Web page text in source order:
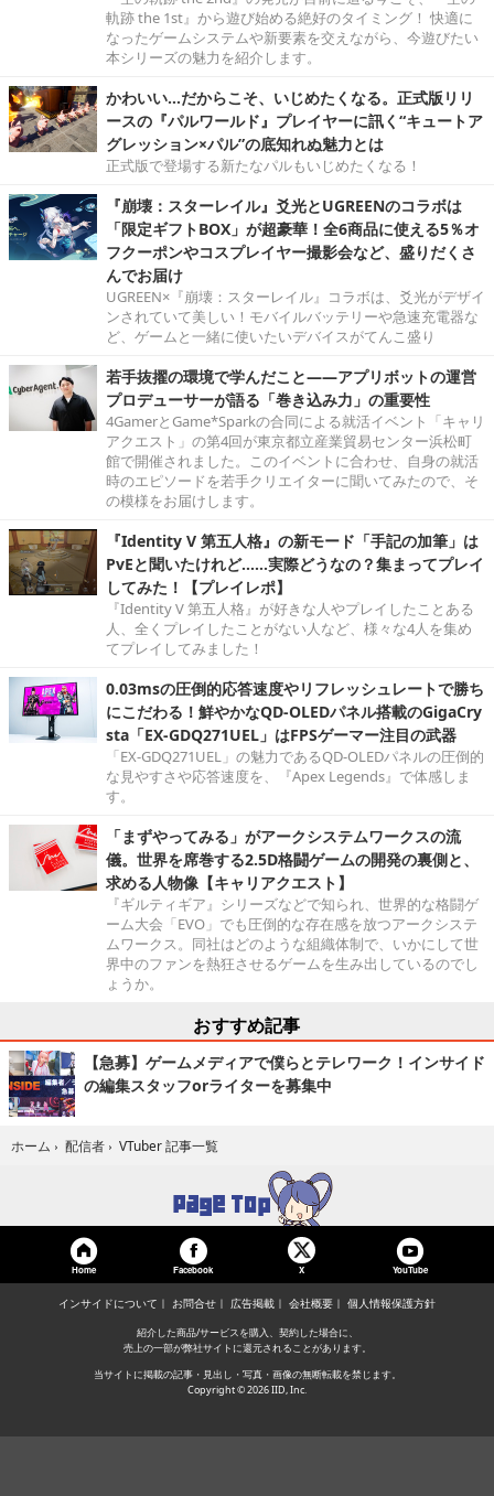
軌跡 the 1st』から遊び始める絶好のタイミング！ 快適に
なったゲームシステムや新要素を交えながら、今遊びたい
本シリーズの魅力を紹介します。
かわいい…だからこそ、いじめたくなる。正式版リリ
ースの『パルワールド』プレイヤーに訊く“キュートア
グレッション×パル”の底知れぬ魅力とは
正式版で登場する新たなパルもいじめたくなる！
『崩壊：スターレイル』爻光とUGREENのコラボは
「限定ギフトBOX」が超豪華！全6商品に使える5％オ
フクーポンやコスプレイヤー撮影会など、盛りだくさ
んでお届け
UGREEN×『崩壊：スターレイル』コラボは、爻光がデザイ
ンされていて美しい！モバイルバッテリーや急速充電器な
ど、ゲームと一緒に使いたいデバイスがてんこ盛り
若手抜擢の環境で学んだこと――アプリボットの運営
プロデューサーが語る「巻き込み力」の重要性
4GamerとGame*Sparkの合同による就活イベント「キャリ
アクエスト」の第4回が東京都立産業貿易センター浜松町
館で開催されました。このイベントに合わせ、自身の就活
時のエピソードを若手クリエイターに聞いてみたので、そ
の模様をお届けします。
『Identity V 第五人格』の新モード「手記の加筆」は
PvEと聞いたけれど……実際どうなの？集まってプレイ
してみた！【プレイレポ】
『Identity V 第五人格』が好きな人やプレイしたことある
人、全くプレイしたことがない人など、様々な4人を集め
てプレイしてみました！
0.03msの圧倒的応答速度やリフレッシュレートで勝ち
にこだわる！鮮やかなQD-OLEDパネル搭載のGigaCry
sta「EX-GDQ271UEL」はFPSゲーマー注目の武器
「EX-GDQ271UEL」の魅力であるQD-OLEDパネルの圧倒的
な見やすさや応答速度を、『Apex Legends』で体感しま
す。
「まずやってみる」がアークシステムワークスの流
儀。世界を席巻する2.5D格闘ゲームの開発の裏側と、
求める人物像【キャリアクエスト】
『ギルティギア』シリーズなどで知られ、世界的な格闘ゲ
ーム大会「EVO」でも圧倒的な存在感を放つアークシステ
ムワークス。同社はどのような組織体制で、いかにして世
界中のファンを熱狂させるゲームを生み出しているのでし
ょうか。
おすすめ記事
【急募】ゲームメディアで僕らとテレワーク！インサイド
の編集スタッフorライターを募集中
ホーム › 配信者 › VTuber 記事一覧
Home Facebook X YouTube
インサイドについて お問合せ 広告掲載 会社概要 個人情報保護方針
紹介した商品/サービスを購入、契約した場合に、
売上の一部が弊社サイトに還元されることがあります。
当サイトに掲載の記事・見出し・写真・画像の無断転載を禁じます。
Copyright © 2026 IID, Inc.